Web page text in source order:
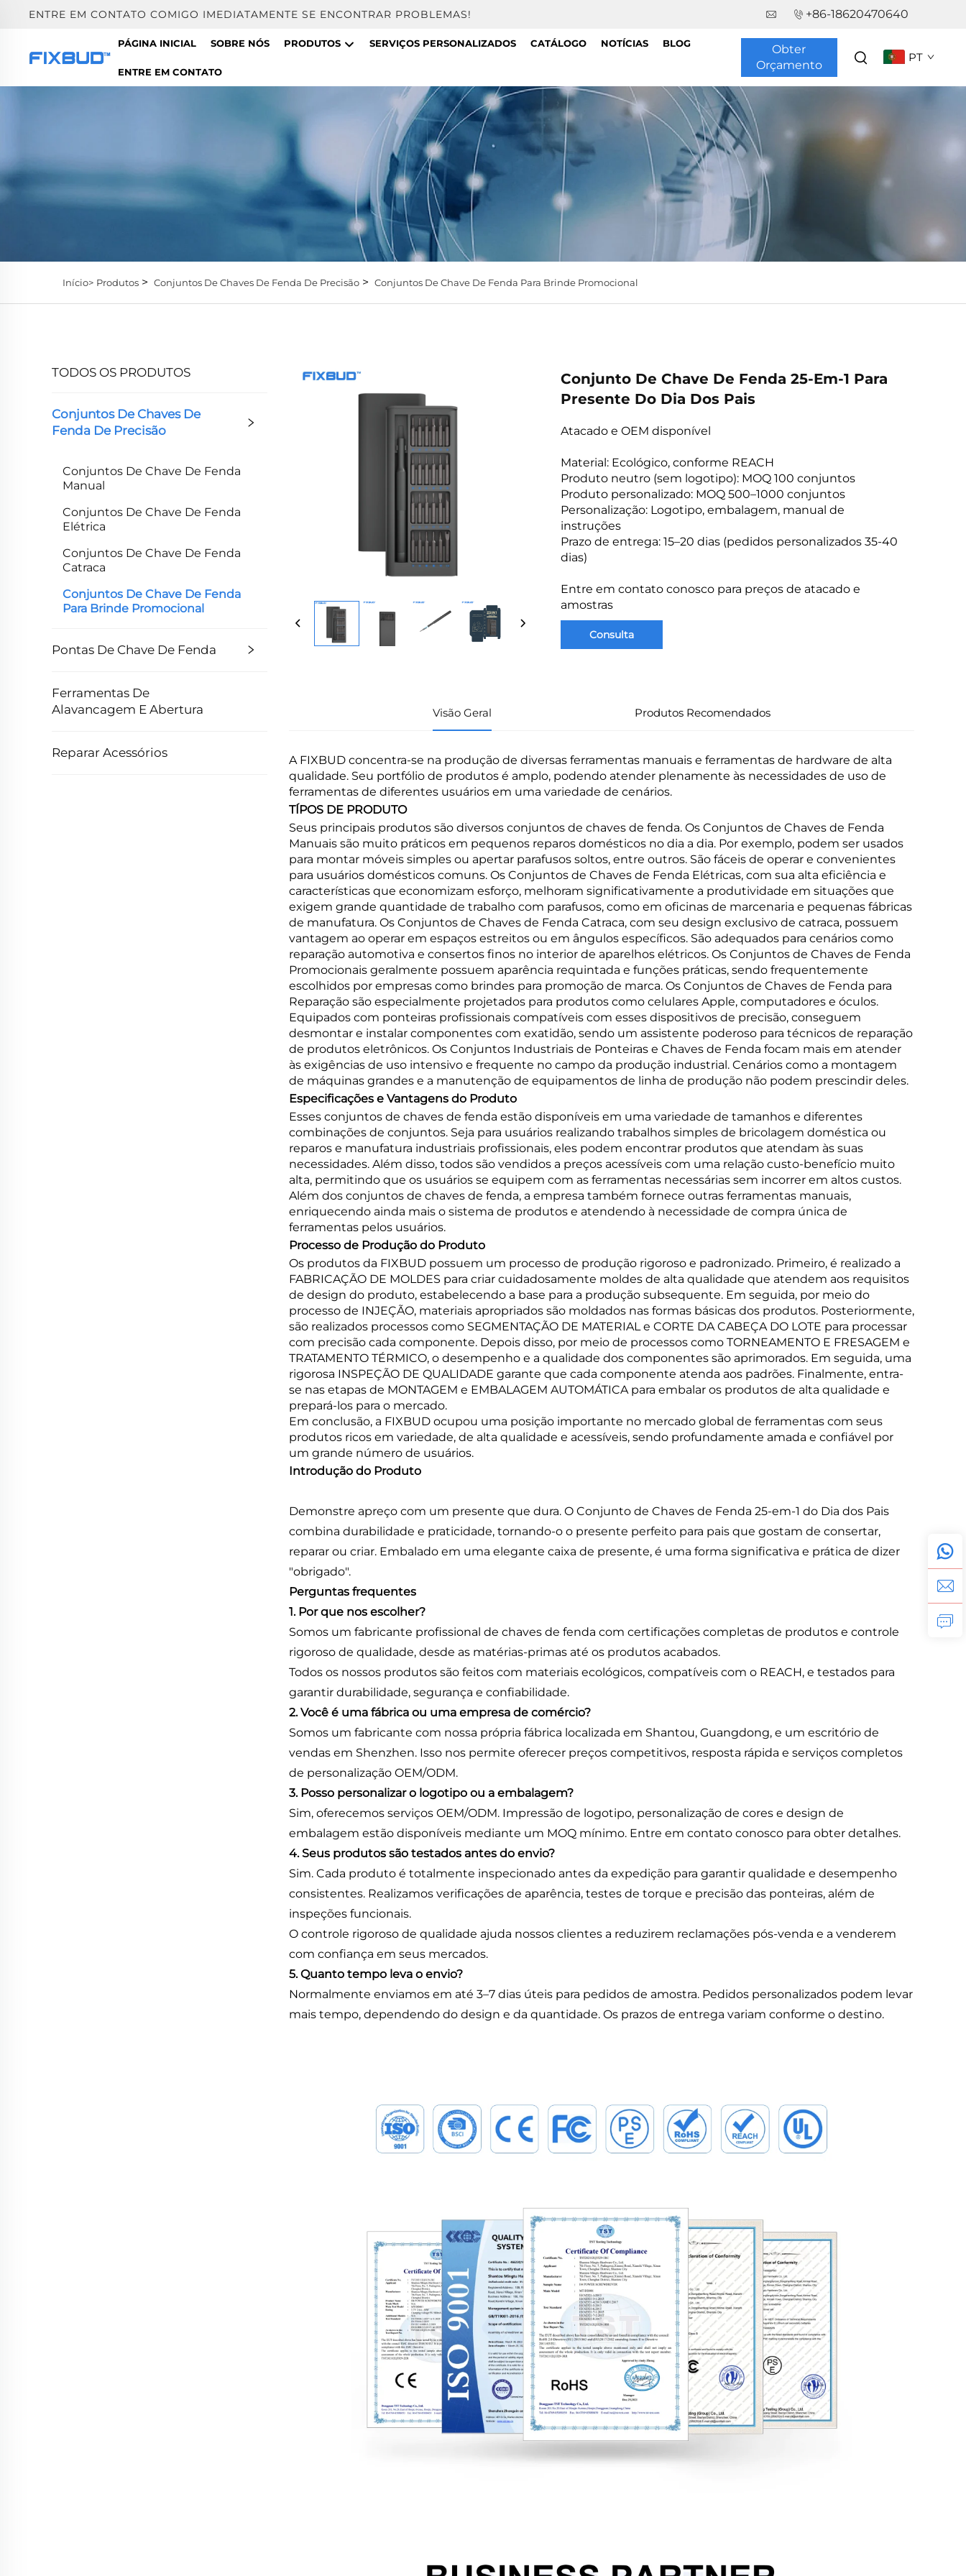
ENTRE EM CONTATO COMIGO IMEDIATAMENTE SE ENCONTRAR PROBLEMAS! +86-18620470640
PÁGINA INICIAL SOBRE NÓS PRODUTOS SERVIÇOS PERSONALIZADOS CATÁLOGO NOTÍCIAS BLOG
ENTRE EM CONTATO
Obter
Orçamento
PT
Início> Produtos > Conjuntos De Chaves De Fenda De Precisão > Conjuntos De Chave De Fenda Para Brinde Promocional
TODOS OS PRODUTOS
Conjuntos De Chaves De
Fenda De Precisão
Conjuntos De Chave De Fenda
Manual
Conjuntos De Chave De Fenda
Elétrica
Conjuntos De Chave De Fenda
Catraca
Conjuntos De Chave De Fenda
Para Brinde Promocional
Pontas De Chave De Fenda
Ferramentas De
Alavancagem E Abertura
Reparar Acessórios
Conjunto De Chave De Fenda 25-Em-1 Para
Presente Do Dia Dos Pais
Atacado e OEM disponível
Material: Ecológico, conforme REACH
Produto neutro (sem logotipo): MOQ 100 conjuntos
Produto personalizado: MOQ 500–1000 conjuntos
Personalização: Logotipo, embalagem, manual de
instruções
Prazo de entrega: 15–20 dias (pedidos personalizados 35-40
dias)
Entre em contato conosco para preços de atacado e
amostras
Consulta
Visão Geral Produtos Recomendados
A FIXBUD concentra-se na produção de diversas ferramentas manuais e ferramentas de hardware de alta
qualidade. Seu portfólio de produtos é amplo, podendo atender plenamente às necessidades de uso de
ferramentas de diferentes usuários em uma variedade de cenários.
TÍPOS DE PRODUTO
Seus principais produtos são diversos conjuntos de chaves de fenda. Os Conjuntos de Chaves de Fenda
Manuais são muito práticos em pequenos reparos domésticos no dia a dia. Por exemplo, podem ser usados
para montar móveis simples ou apertar parafusos soltos, entre outros. São fáceis de operar e convenientes
para usuários domésticos comuns. Os Conjuntos de Chaves de Fenda Elétricas, com sua alta eficiência e
características que economizam esforço, melhoram significativamente a produtividade em situações que
exigem grande quantidade de trabalho com parafusos, como em oficinas de marcenaria e pequenas fábricas
de manufatura. Os Conjuntos de Chaves de Fenda Catraca, com seu design exclusivo de catraca, possuem
vantagem ao operar em espaços estreitos ou em ângulos específicos. São adequados para cenários como
reparação automotiva e consertos finos no interior de aparelhos elétricos. Os Conjuntos de Chaves de Fenda
Promocionais geralmente possuem aparência requintada e funções práticas, sendo frequentemente
escolhidos por empresas como brindes para promoção de marca. Os Conjuntos de Chaves de Fenda para
Reparação são especialmente projetados para produtos como celulares Apple, computadores e óculos.
Equipados com ponteiras profissionais compatíveis com esses dispositivos de precisão, conseguem
desmontar e instalar componentes com exatidão, sendo um assistente poderoso para técnicos de reparação
de produtos eletrônicos. Os Conjuntos Industriais de Ponteiras e Chaves de Fenda focam mais em atender
às exigências de uso intensivo e frequente no campo da produção industrial. Cenários como a montagem
de máquinas grandes e a manutenção de equipamentos de linha de produção não podem prescindir deles.
Especificações e Vantagens do Produto
Esses conjuntos de chaves de fenda estão disponíveis em uma variedade de tamanhos e diferentes
combinações de conjuntos. Seja para usuários realizando trabalhos simples de bricolagem doméstica ou
reparos e manufatura industriais profissionais, eles podem encontrar produtos que atendam às suas
necessidades. Além disso, todos são vendidos a preços acessíveis com uma relação custo-benefício muito
alta, permitindo que os usuários se equipem com as ferramentas necessárias sem incorrer em altos custos.
Além dos conjuntos de chaves de fenda, a empresa também fornece outras ferramentas manuais,
enriquecendo ainda mais o sistema de produtos e atendendo à necessidade de compra única de
ferramentas pelos usuários.
Processo de Produção do Produto
Os produtos da FIXBUD possuem um processo de produção rigoroso e padronizado. Primeiro, é realizado a
FABRICAÇÃO DE MOLDES para criar cuidadosamente moldes de alta qualidade que atendem aos requisitos
de design do produto, estabelecendo a base para a produção subsequente. Em seguida, por meio do
processo de INJEÇÃO, materiais apropriados são moldados nas formas básicas dos produtos. Posteriormente,
são realizados processos como SEGMENTAÇÃO DE MATERIAL e CORTE DA CABEÇA DO LOTE para processar
com precisão cada componente. Depois disso, por meio de processos como TORNEAMENTO E FRESAGEM e
TRATAMENTO TÉRMICO, o desempenho e a qualidade dos componentes são aprimorados. Em seguida, uma
rigorosa INSPEÇÃO DE QUALIDADE garante que cada componente atenda aos padrões. Finalmente, entra-
se nas etapas de MONTAGEM e EMBALAGEM AUTOMÁTICA para embalar os produtos de alta qualidade e
prepará-los para o mercado.
Em conclusão, a FIXBUD ocupou uma posição importante no mercado global de ferramentas com seus
produtos ricos em variedade, de alta qualidade e acessíveis, sendo profundamente amada e confiável por
um grande número de usuários.
Introdução do Produto
Demonstre apreço com um presente que dura. O Conjunto de Chaves de Fenda 25-em-1 do Dia dos Pais
combina durabilidade e praticidade, tornando-o o presente perfeito para pais que gostam de consertar,
reparar ou criar. Embalado em uma elegante caixa de presente, é uma forma significativa e prática de dizer
"obrigado".
Perguntas frequentes
1. Por que nos escolher?
Somos um fabricante profissional de chaves de fenda com certificações completas de produtos e controle
rigoroso de qualidade, desde as matérias-primas até os produtos acabados.
Todos os nossos produtos são feitos com materiais ecológicos, compatíveis com o REACH, e testados para
garantir durabilidade, segurança e confiabilidade.
2. Você é uma fábrica ou uma empresa de comércio?
Somos um fabricante com nossa própria fábrica localizada em Shantou, Guangdong, e um escritório de
vendas em Shenzhen. Isso nos permite oferecer preços competitivos, resposta rápida e serviços completos
de personalização OEM/ODM.
3. Posso personalizar o logotipo ou a embalagem?
Sim, oferecemos serviços OEM/ODM. Impressão de logotipo, personalização de cores e design de
embalagem estão disponíveis mediante um MOQ mínimo. Entre em contato conosco para obter detalhes.
4. Seus produtos são testados antes do envio?
Sim. Cada produto é totalmente inspecionado antes da expedição para garantir qualidade e desempenho
consistentes. Realizamos verificações de aparência, testes de torque e precisão das ponteiras, além de
inspeções funcionais.
O controle rigoroso de qualidade ajuda nossos clientes a reduzirem reclamações pós-venda e a venderem
com confiança em seus mercados.
5. Quanto tempo leva o envio?
Normalmente enviamos em até 3–7 dias úteis para pedidos de amostra. Pedidos personalizados podem levar
mais tempo, dependendo do design e da quantidade. Os prazos de entrega variam conforme o destino.